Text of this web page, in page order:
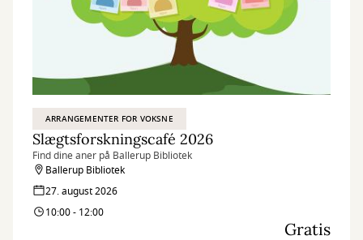
ARRANGEMENTER FOR VOKSNE
Slægtsforskningscafé 2026
Find dine aner på Ballerup Bibliotek
Ballerup Bibliotek
27. august 2026
10:00 - 12:00
Gratis